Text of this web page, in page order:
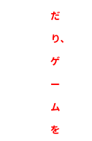
だ
り、
ゲ
ー
ム
を